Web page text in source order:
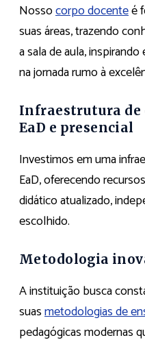
Nossocorpo docenteé
suas áreas, trazendo
a sala de aula,
na jornada rumo à
Infraestrutura de
EaD e presencial
Investimos em uma
EaD, oferecendo
didático atualizado,
escolhido.
Metodologia
A instituição busca
suasmetodologias de
pedagógicas modernas